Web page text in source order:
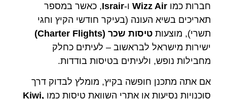
חברות כמוWizz Air ו-Israir, כאשר במספר
תאריכים בשיא העונה (בעיקר חודשי הקיץ וחגי
תשרי), מוצעותטיסות שכר (Charter Flights)
ישירות מישראל לבראשוב – לעיתים כחלק
מחבילות נופש, ולעיתים בטיסות בודדות.
אם אתה מתכנן חופשה בקיץ, מומלץ לבדוק דרך
סוכנויות נסיעות או אתרי השוואת טיסות כמו Kiwi,